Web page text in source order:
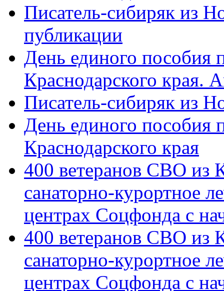
Писатель-сибиряк из
публикации
День единого пособия
Краснодарского края.
Писатель-сибиряк из
День единого пособия
Краснодарского края
400 ветеранов СВО из
санаторно-курортное
центрах Соцфонда с
400 ветеранов СВО из
санаторно-курортное
центрах Соцфонда с